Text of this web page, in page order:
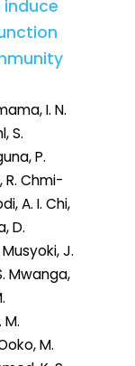
I. N.
S.
P.
R. Chmi-
A. I. Chi,
D.
J.
Mwanga,
M.
M.